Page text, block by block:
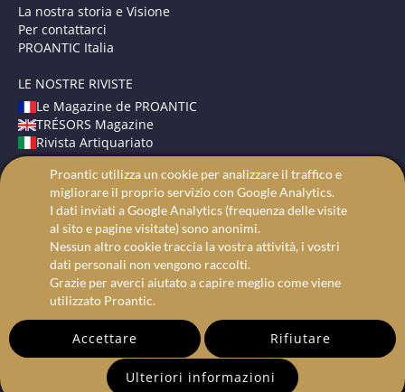
La nostra storia e Visione
Per contattarci
PROANTIC Italia
LE NOSTRE RIVISTE
Le Magazine de PROANTIC
TRÉSORS Magazine
Rivista Artiquariato
TERMINI E CONDIZIONI
Avvisi Legali
Protezione dei dati
Ricerca avanzata
Proantic utilizza un cookie per analizzare il traffico e
migliorare il proprio servizio con Google Analytics.
I dati inviati a Google Analytics (frequenza delle visite
al sito e pagine visitate) sono anonimi.
Nessun altro cookie traccia la vostra attività, i vostri
dati personali non vengono raccolti.
Grazie per averci aiutato a capire meglio come viene
utilizzato Proantic.
Accettare Rifiutare